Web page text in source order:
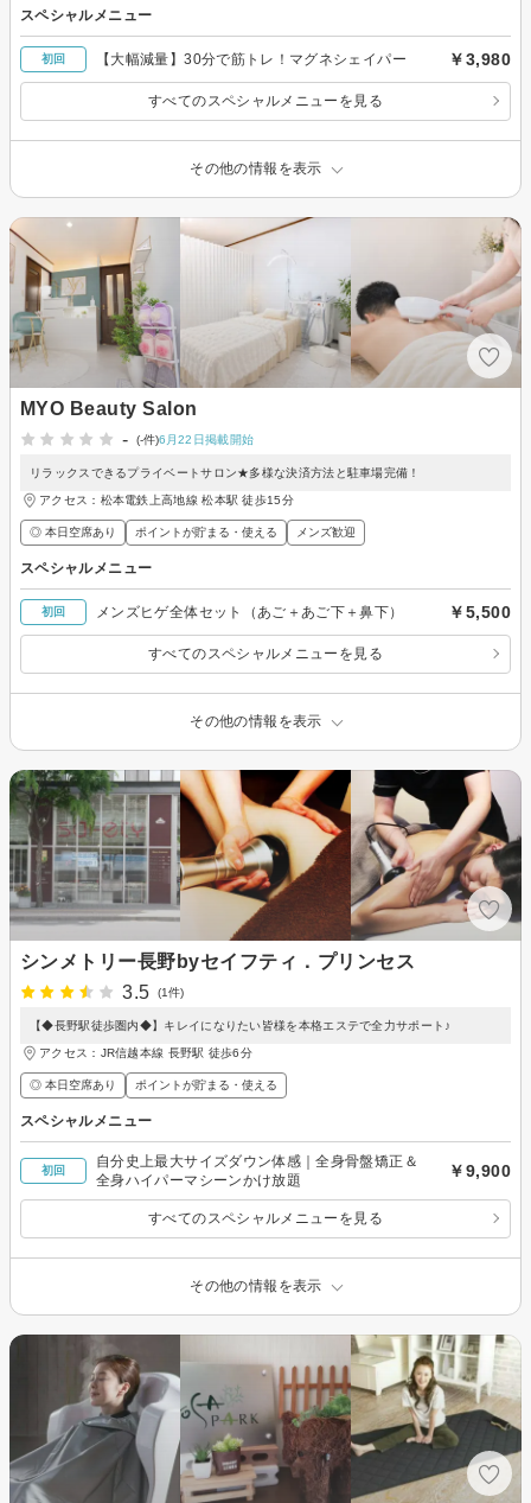
スペシャルメニュー
初回 【大幅減量】30分で筋トレ！マグネシェイパー ￥3,980
すべてのスペシャルメニューを見る
その他の情報を表示
MYO Beauty Salon
-
(-件)6月22日掲載開始
リラックスできるプライベートサロン★多様な決済方法と駐車場完備！
アクセス：松本電鉄上高地線 松本駅 徒歩15分
◎ 本日空席あり ポイントが貯まる・使える メンズ歓迎
スペシャルメニュー
初回 メンズヒゲ全体セット（あご＋あご下＋鼻下） ￥5,500
すべてのスペシャルメニューを見る
その他の情報を表示
シンメトリー長野byセイフティ．プリンセス
3.5
(1件)
【◆長野駅徒歩圏内◆】キレイになりたい皆様を本格エステで全力サポート♪
アクセス：JR信越本線 長野駅 徒歩6分
◎ 本日空席あり ポイントが貯まる・使える
スペシャルメニュー
初回
自分史上最大サイズダウン体感｜全身骨盤矯正＆
全身ハイパーマシーンかけ放題
￥9,900
すべてのスペシャルメニューを見る
その他の情報を表示